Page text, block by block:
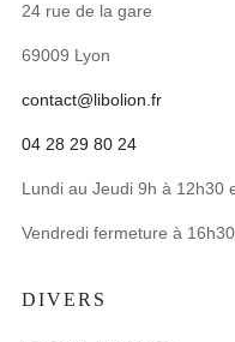
24 rue de la gare
69009 Lyon
contact@libolion.fr
04 28 29 80 24
Lundi au Jeudi 9h à 12h30
Vendredi fermeture à 16h30
DIVERS